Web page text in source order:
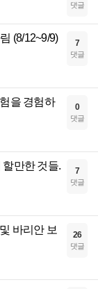
댓글
(8/12~9/9) 7
댓글
을 경험하
0
댓글
만한 것들. 7
댓글
바리안 보
26
댓글